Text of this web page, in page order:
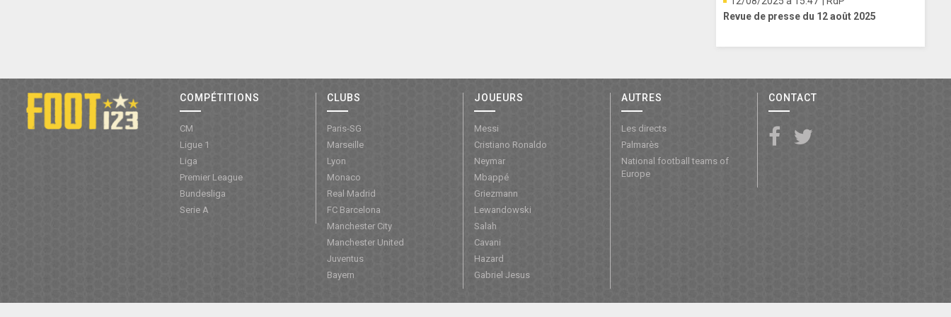
Revue de presse du 12 août 2025
COMPÉTITIONS
CM
Ligue 1
Liga
Premier League
Bundesliga
Serie A
CLUBS
Paris-SG
Marseille
Lyon
Monaco
Real Madrid
FC Barcelona
Manchester City
Manchester United
Juventus
Bayern
JOUEURS
Messi
Cristiano Ronaldo
Neymar
Mbappé
Griezmann
Lewandowski
Salah
Cavani
Hazard
Gabriel Jesus
AUTRES
Les directs
Palmarès
National football teams of
Europe
CONTACT